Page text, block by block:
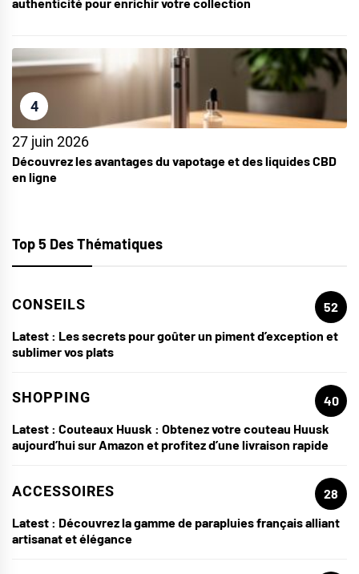
4
27 juin 2026
Découvrez les avantages du vapotage et des liquides CBD
en ligne
Top 5 Des Thématiques
CONSEILS
52
Latest : Les secrets pour goûter un piment d’exception et
sublimer vos plats
SHOPPING
40
Latest : Couteaux Huusk : Obtenez votre couteau Huusk
aujourd’hui sur Amazon et profitez d’une livraison rapide
ACCESSOIRES
28
Latest : Découvrez la gamme de parapluies français alliant
artisanat et élégance